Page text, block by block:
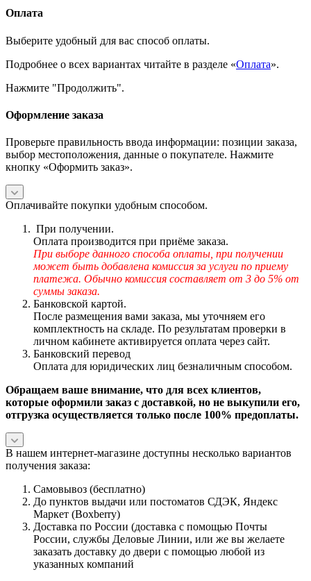
Оплата
Выберите удобный для вас способ оплаты.
Подробнее о всех вариантах читайте в разделе «Оплата».
Нажмите "Продолжить".
Оформление заказа
Проверьте правильность ввода информации: позиции заказа,
выбор местоположения, данные о покупателе. Нажмите
кнопку «Оформить заказ».
Оплачивайте покупки удобным способом.
При получении.
Оплата производится при приёме заказа.
При выборе данного способа оплаты, при получении
может быть добавлена комиссия за услуги по приему
платежа. Обычно комиссия составляет от 3 до 5% от
суммы заказа.
Банковской картой.
После размещения вами заказа, мы уточняем его
комплектность на складе. По результатам проверки в
личном кабинете активируется оплата через сайт.
Банковский перевод
Оплата для юридических лиц безналичным способом.
Обращаем ваше внимание, что для всех клиентов,
которые оформили заказ с доставкой, но не выкупили его,
отгрузка осуществляется только после 100% предоплаты.
В нашем интернет-магазине доступны несколько вариантов
получения заказа:
Самовывоз (бесплатно)
До пунктов выдачи или постоматов СДЭК, Яндекс
Маркет (Boxberry)
Доставка по России (доставка с помощью Почты
России, службы Деловые Линии, или же вы желаете
заказать доставку до двери с помощью любой из
указанных компаний